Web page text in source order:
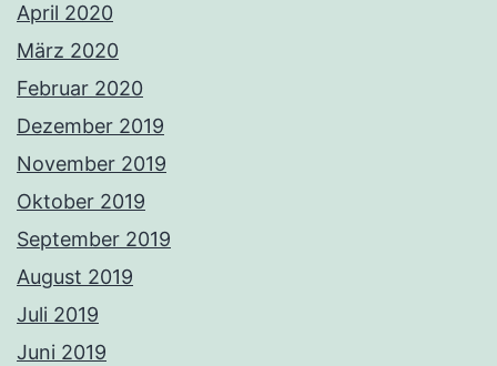
April 2020
März 2020
Februar 2020
Dezember 2019
November 2019
Oktober 2019
September 2019
August 2019
Juli 2019
Juni 2019